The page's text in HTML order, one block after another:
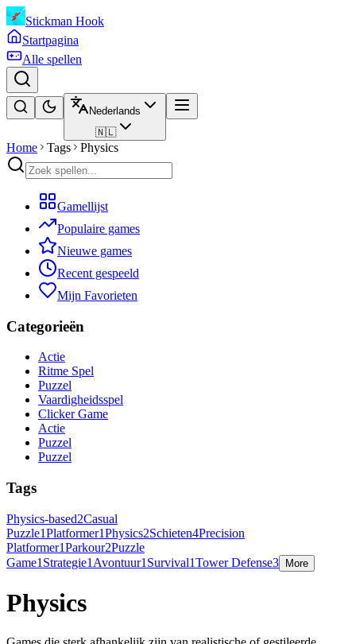
Stickman Hook
Startpagina
Alle spellen
Nederlands
🇳🇱
Home Tags Physics
Gamellijst
Populaire games
Nieuwe games
Recent gespeeld
Mijn Favorieten
Categorieën
Actie
Ritme Spel
Puzzel
Vaardigheidsspel
Clicker Game
Actie
Puzzel
Puzzel
Tags
Physics-based2Casual
Puzzle1Platformer1Physics2Schieten4Precision
Platformer1Parkour2Puzzle
Game1 Strategie1 Avontuur1 Survival1Tower Defense3 More
Physics